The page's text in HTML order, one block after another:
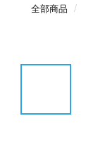
全部商品